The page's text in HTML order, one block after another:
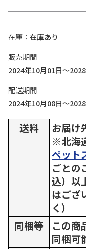
在庫
在庫あり
販売期間
2024年10月01日～
配送期間
2024年10月08日～
送料
お届け
※北海
ペット
ごとの
込）以
はござ
く）
同梱等
この商
同梱可